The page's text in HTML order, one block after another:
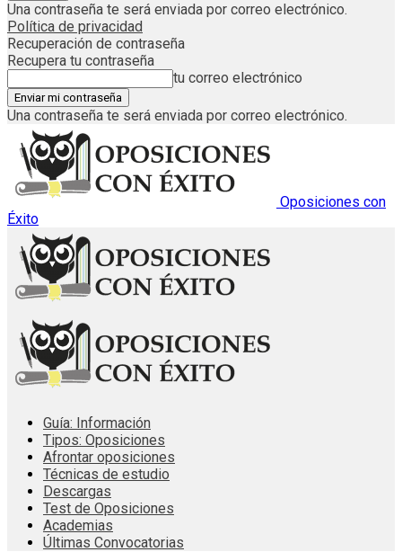
Una contraseña te será enviada por correo electrónico.
Política de privacidad
Recuperación de contraseña
Recupera tu contraseña
tu correo electrónico
Una contraseña te será enviada por correo electrónico.
Oposiciones con
Éxito
Guía: Información
Tipos: Oposiciones
Afrontar oposiciones
Técnicas de estudio
Descargas
Test de Oposiciones
Academias
Últimas Convocatorias